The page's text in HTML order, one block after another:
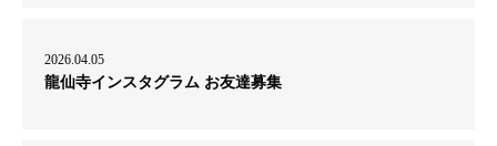
2026.04.05
龍仙寺インスタグラム お友達募集